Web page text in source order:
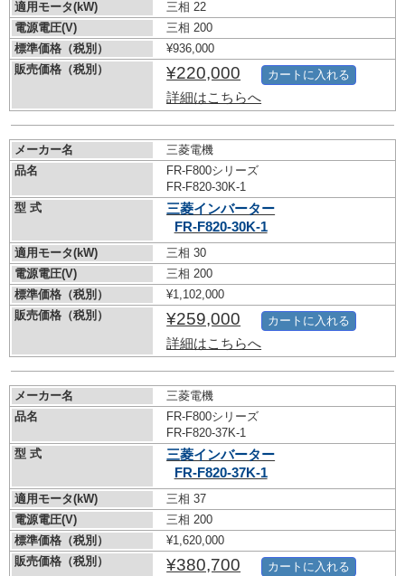
適用モータ(kW)
三相 22
電源電圧(V)
三相 200
標準価格（税別）
¥936,000
販売価格（税別）
¥220,000
詳細はこちらへ
カートに入れる
メーカー名
三菱電機
品名
FR-F800シリーズ
FR-F820-30K-1
型 式
三菱インバーター
FR-F820-30K-1
適用モータ(kW)
三相 30
電源電圧(V)
三相 200
標準価格（税別）
¥1,102,000
販売価格（税別）
¥259,000
詳細はこちらへ
カートに入れる
メーカー名
三菱電機
品名
FR-F800シリーズ
FR-F820-37K-1
型 式
三菱インバーター
FR-F820-37K-1
適用モータ(kW)
三相 37
電源電圧(V)
三相 200
標準価格（税別）
¥1,620,000
販売価格（税別）
¥380,700 カートに入れる